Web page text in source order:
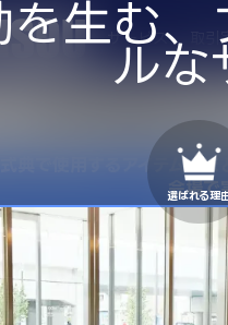
サービス 取引
典で使用するアイテムをま
会場で
を生む、
ルな
選ばれる理